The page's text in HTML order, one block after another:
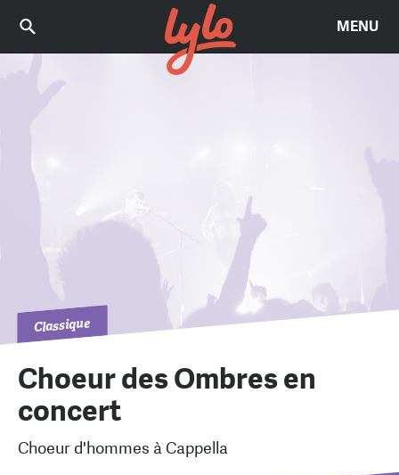
MENU
Classique
Choeur des Ombres en
concert
Choeur d'hommes à Cappella